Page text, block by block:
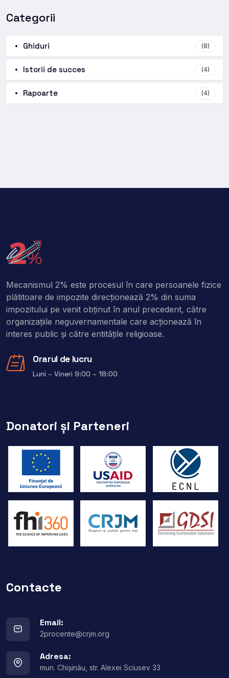
Categorii
Ghiduri (8)
Istorii de succes (4)
Rapoarte (4)
Mecanismul 2% este procesul în care persoanele fizice
plătitoare de impozite direcţionează 2% din suma
impozitului pe venit obţinut în anul precedent, către
organizaţiile neguvernamentale care acţionează în
interes public şi către entitățile religioase.
Orarul de lucru
Luni – Vineri 9:00 – 18:00
Donatori și Parteneri
Contacte
Email:
2procente@crjm.org
Adresa:
mun. Chișinău, str. Alexei Sciusev 33